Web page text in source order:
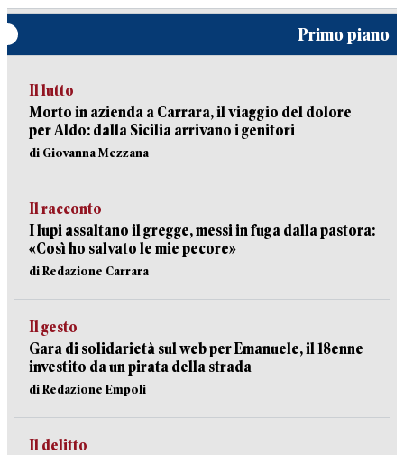
Primo piano
Il lutto
Morto in azienda a Carrara, il viaggio del dolore
per Aldo: dalla Sicilia arrivano i genitori
di Giovanna Mezzana
Il racconto
I lupi assaltano il gregge, messi in fuga dalla pastora:
«Così ho salvato le mie pecore»
di Redazione Carrara
Il gesto
Gara di solidarietà sul web per Emanuele, il 18enne
investito da un pirata della strada
di Redazione Empoli
Il delitto